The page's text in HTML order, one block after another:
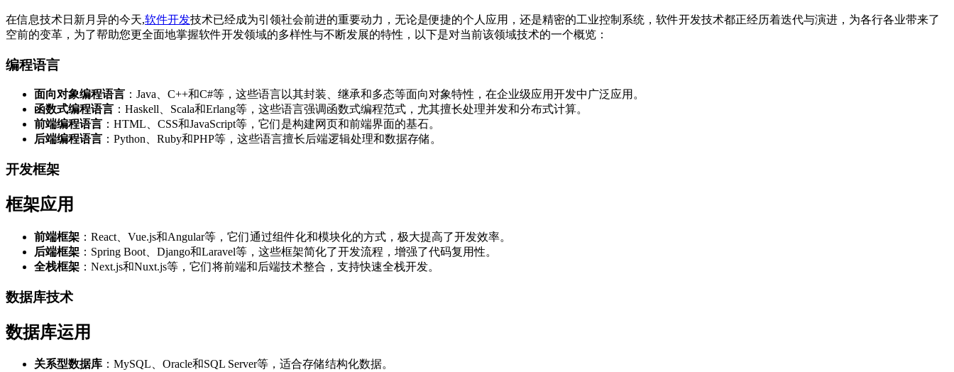
在信息技术日新月异的今天,软件开发技术已经成为引领社会前进的重要动力，无论是便捷的个人应用，还是精密的工业控制系统，软件开发技术都正经历着迭代与演进，为各行各业带来了
空前的变革，为了帮助您更全面地掌握软件开发领域的多样性与不断发展的特性，以下是对当前该领域技术的一个概览：
编程语言
面向对象编程语言 ：Java、C++和C#等，这些语言以其封装、继承和多态等面向对象特性，在企业级应用开发中广泛应用。
函数式编程语言 ：Haskell、Scala和Erlang等，这些语言强调函数式编程范式，尤其擅长处理并发和分布式计算。
前端编程语言 ：HTML、CSS和JavaScript等，它们是构建网页和前端界面的基石。
后端编程语言 ：Python、Ruby和PHP等，这些语言擅长后端逻辑处理和数据存储。
开发框架
框架应用
前端框架 ：React、Vue.js和Angular等，它们通过组件化和模块化的方式，极大提高了开发效率。
后端框架 ：Spring Boot、Django和Laravel等，这些框架简化了开发流程，增强了代码复用性。
全栈框架 ：Next.js和Nuxt.js等，它们将前端和后端技术整合，支持快速全栈开发。
数据库技术
数据库运用
关系型数据库 ：MySQL、Oracle和SQL Server等，适合存储结构化数据。